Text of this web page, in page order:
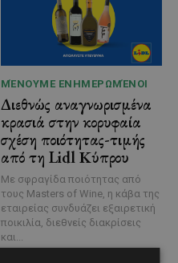
ΜΈΝΟΥΜΕ ΕΝΗΜΕΡΩΜΈΝΟΙ
Διεθνώς αναγνωρισμένα
κρασιά στην κορυφαία
σχέση ποιότητας-τιμής
από τη Lidl Κύπρου
Με σφραγίδα ποιότητας από
τους Masters of Wine, η κάβα της
εταιρείας συνδυάζει εξαιρετική
ποικιλία, διεθνείς διακρίσεις
και...